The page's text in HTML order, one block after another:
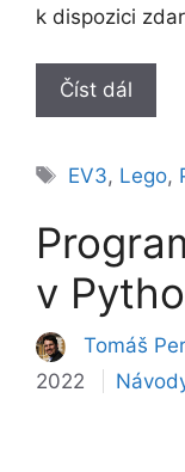
k dispozici
Číst dál
Štítky
EV3, Lego,
v
Tomáš
2022
Rubriky